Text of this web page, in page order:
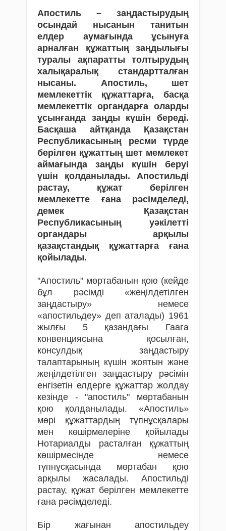
Апостиль – заңдастырудың
осындай нысанын танитын
елдер аумағында ұсынуға
арналған құжаттың заңдылығы
туралы ақпаратты толтырудың
халықаралық стандартталған
нысаны. Апостиль, шет
мемлекеттік құжаттарға, басқа
мемлекеттік органдарға оларды
ұсынғанда заңды күшін береді.
Басқаша айтқанда Қазақстан
Республикасының ресми түрде
берілген құжаттың шет мемлекет
аймағында заңды күшін беруі
үшін қолданылады. Апостильді
растау, құжат берілген
мемлекетте ғана рәсімделеді,
демек Қазақстан
Республикасының уәкілетті
органдары арқылы
қазақстандық құжаттарға ғана
қойылады.
"Апостиль" мөртабанын қою (кейде
бұл рәсімді «жеңілдетілген
заңдастыру» немесе
«апостильдеу» деп аталады) 1961
жылғы 5 қазандағы Гаага
конвенциясына қосылған,
консулдық заңдастыру
талаптарының күшін жоятын және
жеңілдетілген заңдастыру рәсімін
енгізетін елдерге құжаттар жолдау
кезінде - "апостиль" мөртабанын
қою қолданылады. «Апостиль»
мөрі құжаттардың түпнұсқалары
мен көшірмелеріне қойылады
Нотариалды расталған құжаттың
көшірмесінде немесе
түпнұсқасында мөртабан қою
арқылы жасалады. Апостильді
растау, құжат берілген мемлекетте
ғана рәсімделеді.
Бір жағынан апостильдеу